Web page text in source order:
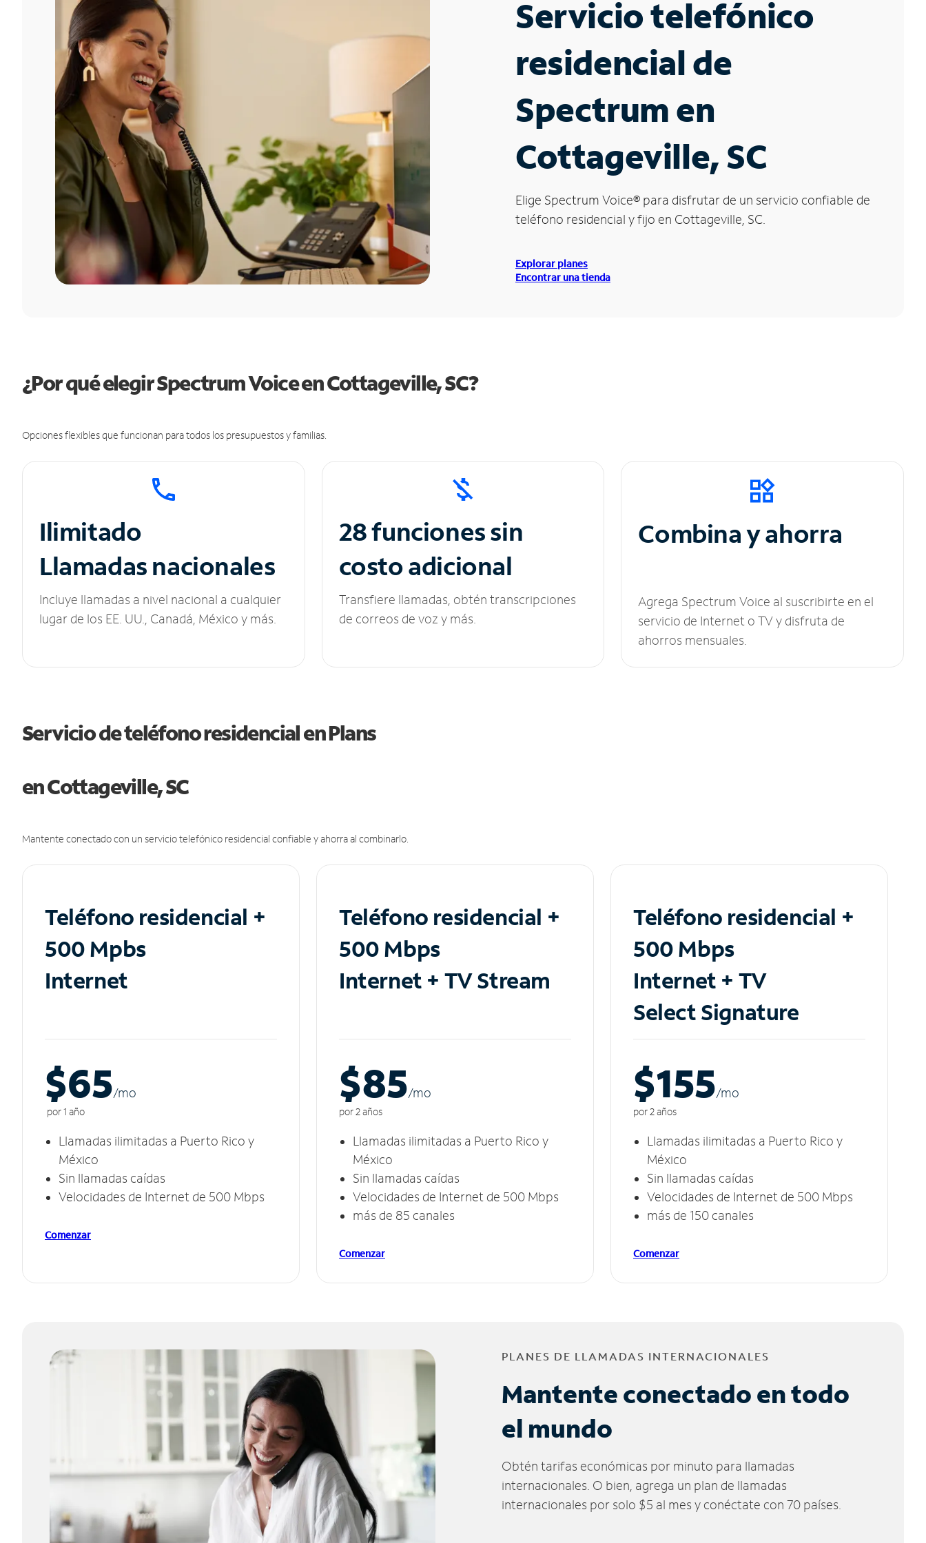
Servicio telefónico
residencial de
Spectrum en
Cottageville, SC
Elige Spectrum Voice® para disfrutar de un servicio confiable de
teléfono residencial y fijo en Cottageville, SC.
Explorar planes
Encontrar una tienda
¿Por qué elegir Spectrum Voice en Cottageville, SC?
Opciones flexibles que funcionan para todos los presupuestos y familias.
Ilimitado
Llamadas nacionales
Incluye llamadas a nivel nacional a cualquier
lugar de los EE. UU., Canadá, México y más.
28 funciones sin
costo adicional
Transfiere llamadas, obtén transcripciones
de correos de voz y más.
Combina y ahorra
Agrega Spectrum Voice al suscribirte en el
servicio de Internet o TV y disfruta de
ahorros mensuales.
Servicio de teléfono residencial en Plans
en Cottageville, SC
Mantente conectado con un servicio telefónico residencial confiable y ahorra al combinarlo.
Teléfono residencial +
500 Mpbs
Internet
$65/mo
por 1 año
Llamadas ilimitadas a Puerto Rico y
México
Sin llamadas caídas
Velocidades de Internet de 500 Mbps
Comenzar
Teléfono residencial +
500 Mbps
Internet + TV Stream
$85/mo
por 2 años
Llamadas ilimitadas a Puerto Rico y
México
Sin llamadas caídas
Velocidades de Internet de 500 Mbps
más de 85 canales
Comenzar
Teléfono residencial +
500 Mbps
Internet + TV
Select Signature
$155/mo
por 2 años
Llamadas ilimitadas a Puerto Rico y
México
Sin llamadas caídas
Velocidades de Internet de 500 Mbps
más de 150 canales
Comenzar
PLANES DE LLAMADAS INTERNACIONALES
Mantente conectado en todo
el mundo
Obtén tarifas económicas por minuto para llamadas
internacionales. O bien, agrega un plan de llamadas
internacionales por solo $5 al mes y conéctate con 70 países.